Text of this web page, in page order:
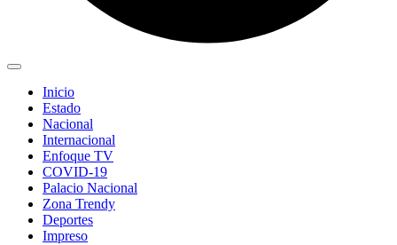
Inicio
Estado
Nacional
Internacional
Enfoque TV
COVID-19
Palacio Nacional
Zona Trendy
Deportes
Impreso